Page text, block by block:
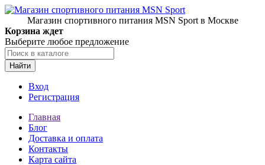
Магазин спортивного питания MSN Sport в Москве
Корзина ждет
Выберите любое предложение
Найти
Вход
Регистрация
Главная
Блог
Доставка и оплата
Контакты
Карта сайта